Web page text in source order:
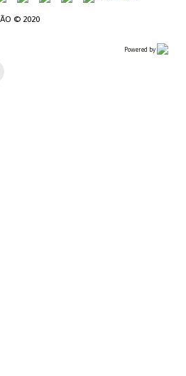
© 2020
Powered by